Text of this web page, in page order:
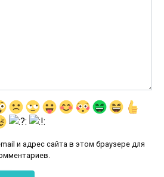
и адрес сайта в этом браузере для